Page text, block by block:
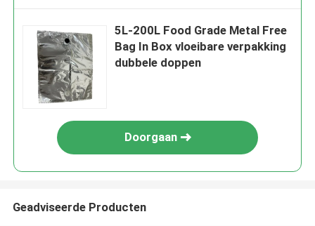
5L-200L Food Grade Metal Free
Bag In Box vloeibare verpakking
dubbele doppen
Doorgaan
Geadviseerde Producten